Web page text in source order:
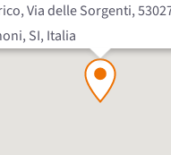
Via delle Sorgenti,
SI, Italia